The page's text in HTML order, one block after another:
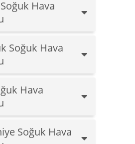
Hava
Soğuk Hava
Hava
Soğuk Hava